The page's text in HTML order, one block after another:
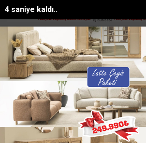
3 saniye kaldı..
SON DAKİKA:
ölü bulunan Eyüp Can davası sürüyor